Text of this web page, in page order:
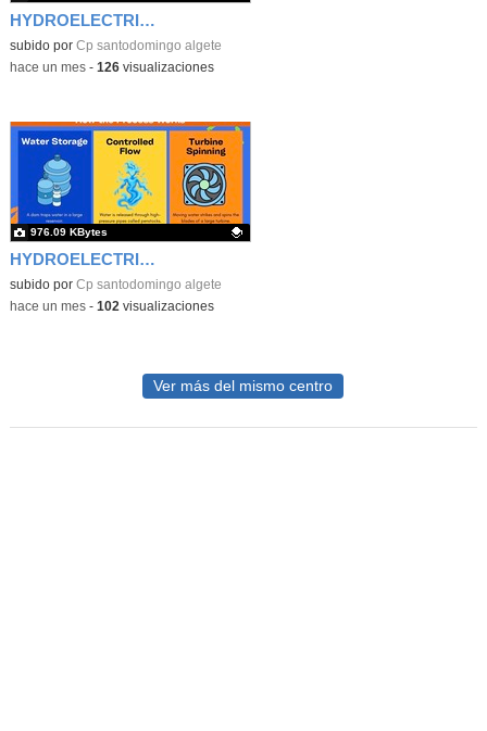
HYDROELECTRIC ENERGY
Contenido educativo.
subido por Cp santodomingo algete
-hace un mes- 126visualizaciones
HYDROELECTRIC ENERGY2
Contenido educativo.
subido por Cp santodomingo algete
976.09 KBytes
-hace un mes- 102 visualizaciones
Ver más del mismo centro